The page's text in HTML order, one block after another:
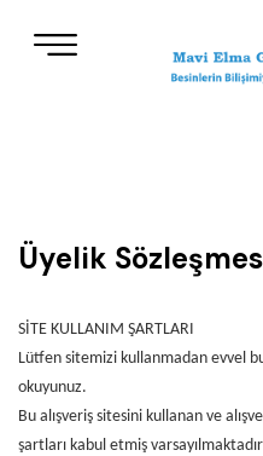
Üyelik
SİTE KULLANIM ŞARTLARI
Lütfen sitemizi kullanmadan evvel
okuyunuz.
Bu alışveriş sitesini kullanan ve
şartları kabul etmiş